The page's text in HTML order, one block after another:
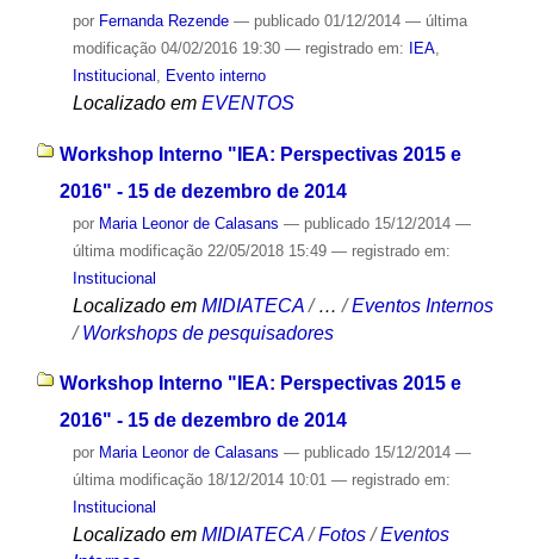
por Fernanda Rezende — publicado01/12/2014 — última
modificação04/02/2016 19:30 — registrado em: IEA,
Institucional
Evento interno
Localizado em EVENTOS
Workshop Interno "IEA: Perspectivas 2015 e
2016" - 15 de dezembro de 2014
por Maria Leonor de Calasans — publicado15/12/2014 —
última modificação22/05/2018 15:49 — registrado em:
Institucional
Localizado em MIDIATECA /…/Eventos Internos
/Workshops de pesquisadores
Workshop Interno "IEA: Perspectivas 2015 e
2016" - 15 de dezembro de 2014
por Maria Leonor de Calasans — publicado15/12/2014 —
última modificação18/12/2014 10:01 — registrado em:
Institucional
Localizado em MIDIATECA /Fotos /Eventos